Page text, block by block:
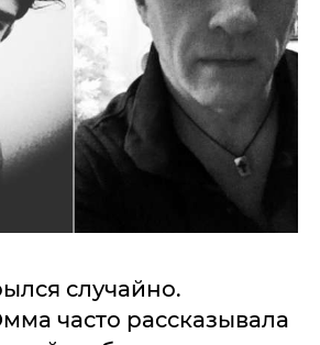
случайно.
часто рассказывала